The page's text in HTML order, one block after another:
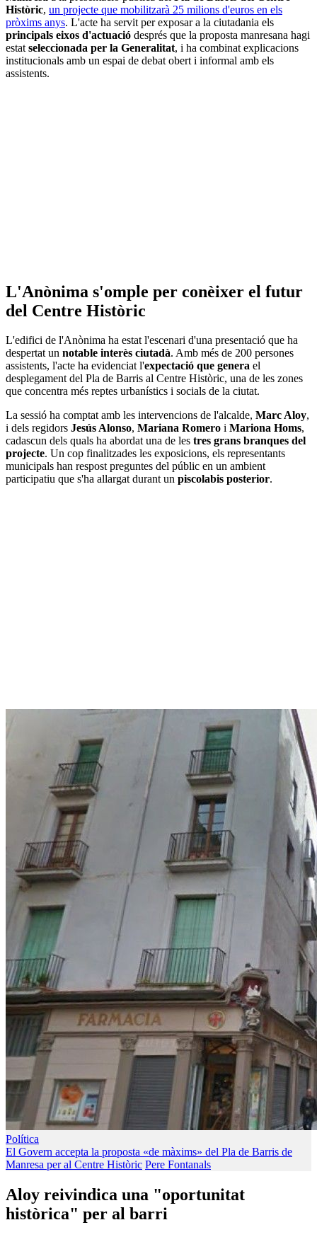
Històric, un projecte que mobilitzarà 25 milions d'euros en els
pròxims anys. L'acte ha servit per exposar a la ciutadania els
principals eixos d'actuació després que la proposta manresana hagi
estat seleccionada per la Generalitat, i ha combinat explicacions
institucionals amb un espai de debat obert i informal amb els
assistents.
L'Anònima s'omple per conèixer el futur
del Centre Històric
L'edifici de l'Anònima ha estat l'escenari d'una presentació que ha
despertat un notable interès ciutadà. Amb més de 200 persones
assistents, l'acte ha evidenciat l'expectació que genera el
desplegament del Pla de Barris al Centre Històric, una de les zones
que concentra més reptes urbanístics i socials de la ciutat.
La sessió ha comptat amb les intervencions de l'alcalde, Marc Aloy,
i dels regidors Jesús Alonso, Mariana Romero i Mariona Homs,
cadascun dels quals ha abordat una de les tres grans branques del
projecte. Un cop finalitzades les exposicions, els representants
municipals han respost preguntes del públic en un ambient
participatiu que s'ha allargat durant un piscolabis posterior.
Política
El Govern accepta la proposta «de màxims» del Pla de Barris de
Manresa per al Centre Històric Pere Fontanals
Aloy reivindica una "oportunitat
històrica" per al barri